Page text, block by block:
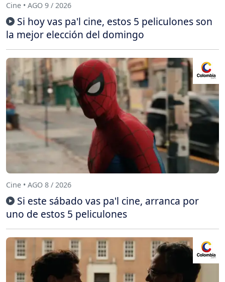
Cine • AGO 9 / 2026
Si hoy vas pa'l cine, estos 5 peliculones son
la mejor elección del domingo
Cine • AGO 8 / 2026
Si este sábado vas pa'l cine, arranca por
uno de estos 5 peliculones